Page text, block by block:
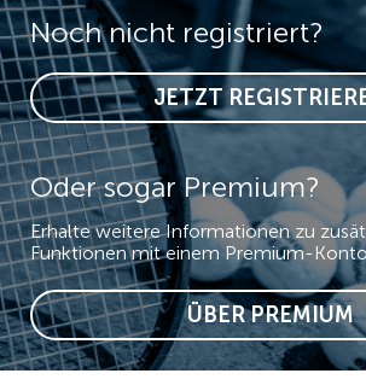
Noch nicht registriert?
JETZT
Oder sogar Premium?
Erhalte weitere Informationen zu
Funktionen mit einem Premium-
ÜBER PREMIUM